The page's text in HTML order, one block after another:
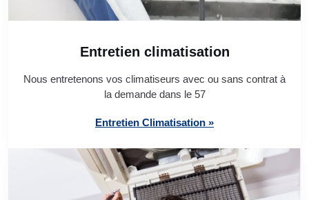
Entretien climatisation
Nous entretenons vos climatiseurs avec ou sans contrat à
la demande dans le 57
Entretien Climatisation »